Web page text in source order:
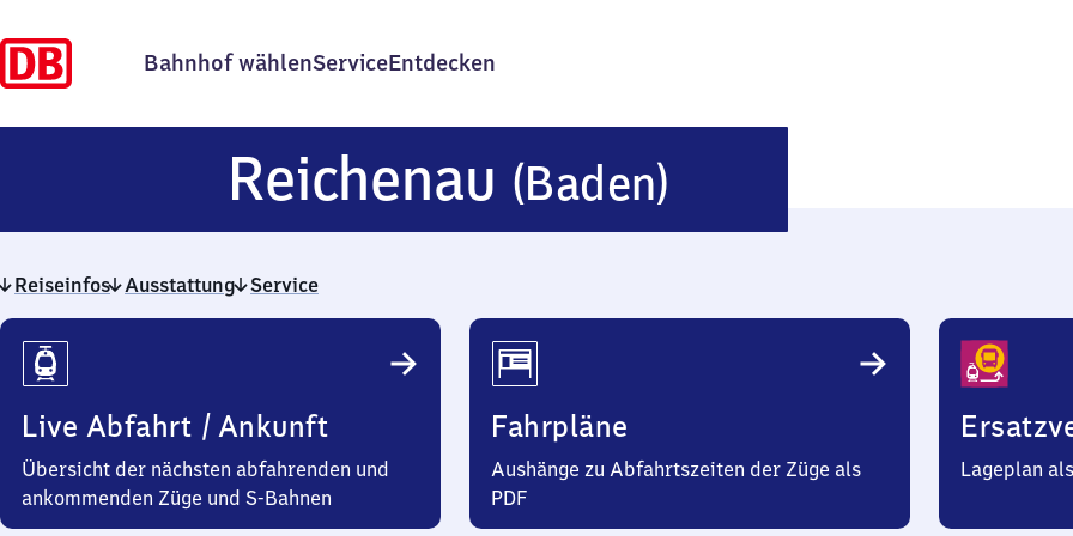
Bahnhof wählenServiceEntdecken
Reichenau (Baden)
(Baden)
Reiseinfos Ausstattung Service
Reiseinfos
Live Abfahrt / Ankunft
Übersicht der nächsten abfahrenden und
ankommenden Züge und S-Bahnen
Fahrpläne
Aushänge zu Abfahrtszeiten der Züge als
PDF
Lageplan